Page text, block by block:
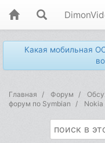
Какая мобильная
Главная Форум
форум по Symbian
Nokia